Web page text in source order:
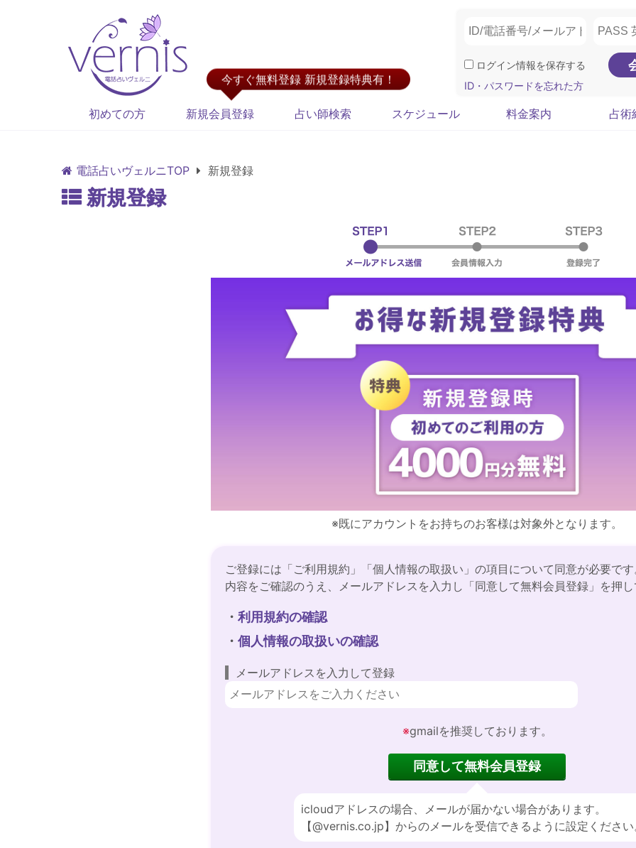
今すぐ無料登録 新規登録特典有！
ログイン情報を保存する
ID・パスワードを忘れた方
初めての方 新規会員登録 占い師検索 スケジュール 料金案内 占術
電話占いヴェルニTOP 新規登録
新規登録
※既にアカウントをお持ちのお客様は対象外となります。
ご登録には「ご利用規約」「個人情報の取扱い」の項目について同意が必要で
内容をご確認のうえ、メールアドレスを入力し「同意して無料会員登録」を押
・ 利用規約の確認
・ 個人情報の取扱いの確認
メールアドレスを入力して登録
※gmailを推奨しております。
同意して無料会員登録
icloudアドレスの場合、メールが届かない場合があります。
【@vernis.co.jp】からのメールを受信できるように設定くださ